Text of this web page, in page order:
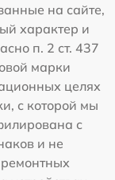
на сайте,
характер и
п. 2 ст. 437
марки
целях
с которой мы
с
и не